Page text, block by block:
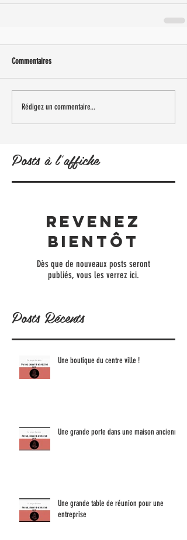
Commentaires
Rédigez un commentaire...
Posts à l'affiche
Revenez
bientôt
Dès que de nouveaux posts seront
publiés, vous les verrez ici.
Posts Récents
Une boutique du centre ville !
Une grande porte dans une maison ancienne
Une grande table de réunion pour une
entreprise